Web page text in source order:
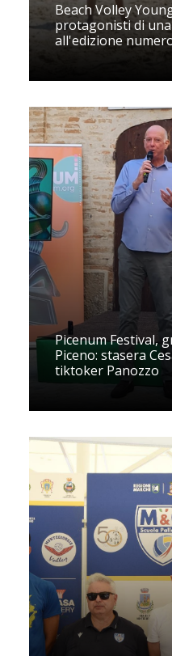
Beach Volley
protagonisti di
all'edizione
Picenum Festival,
Piceno: stasera
tiktoker Panozzo